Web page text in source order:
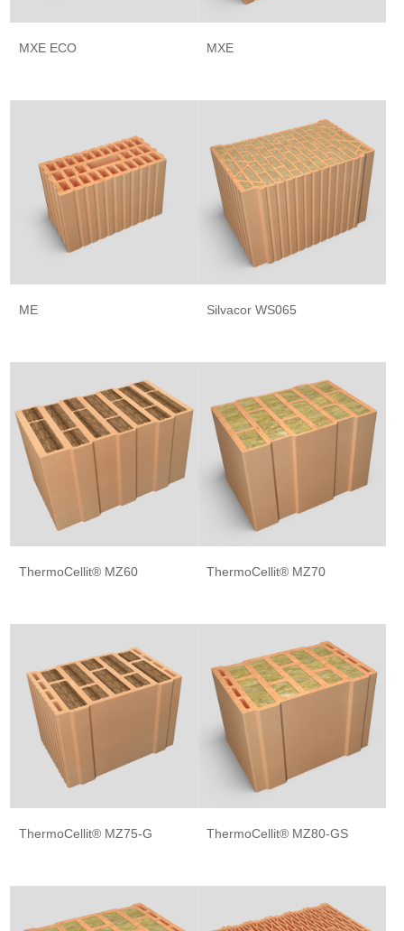
MXE ECO MXE
ME Silvacor WS065
ThermoCellit® MZ60 ThermoCellit® MZ70
ThermoCellit® MZ75-G ThermoCellit® MZ80-GS